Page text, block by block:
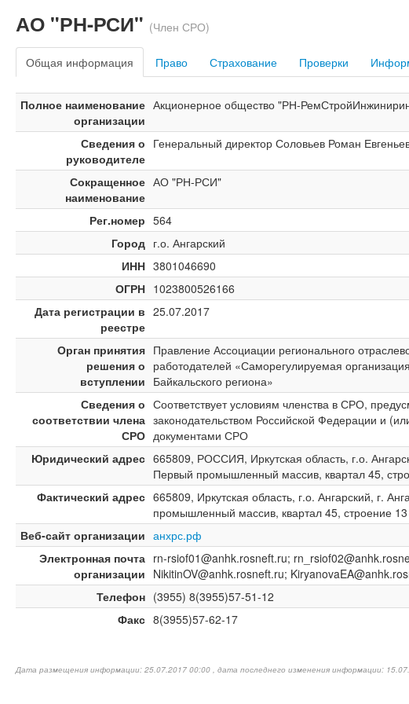
АО "РН-РСИ" (Член СРО)
Общая информация Право Страхование Проверки
Полное наименование
организации
Акционерное общество "РН-
Сведения о
руководителе
Генеральный директор Соловьев Роман
Сокращенное
наименование
АО "РН-РСИ"
Рег.номер 564
Город г.о. Ангарский
ИНН 3801046690
ОГРН 1023800526166
Дата регистрации в
реестре
25.07.2017
Орган принятия
решения о
вступлении
Правление Ассоциации регионального
работодателей «Саморегулируемая
Байкальского региона»
Сведения о
соответствии члена
СРО
Соответствует условиям членства в СРО,
законодательством Российской Федерации и
документами СРО
Юридический адрес 665809, РОССИЯ, Иркутская область, г.о.
Первый промышленный массив, квартал 45,
Фактический адрес 665809, Иркутская область, г.о. Ангарский, г.
промышленный массив, квартал 45, строение 13
Веб-сайт организации анхрс.рф
Электронная почта
организации
rn-rsiof01@anhk.rosneft.ru;
NikitinOV@anhk.rosneft.ru;
Телефон (3955) 8(3955)57-51-12
Факс 8(3955)57-62-17
Дата размещения информации: 25.07.2017 00:00 , дата последнего изменения информации: